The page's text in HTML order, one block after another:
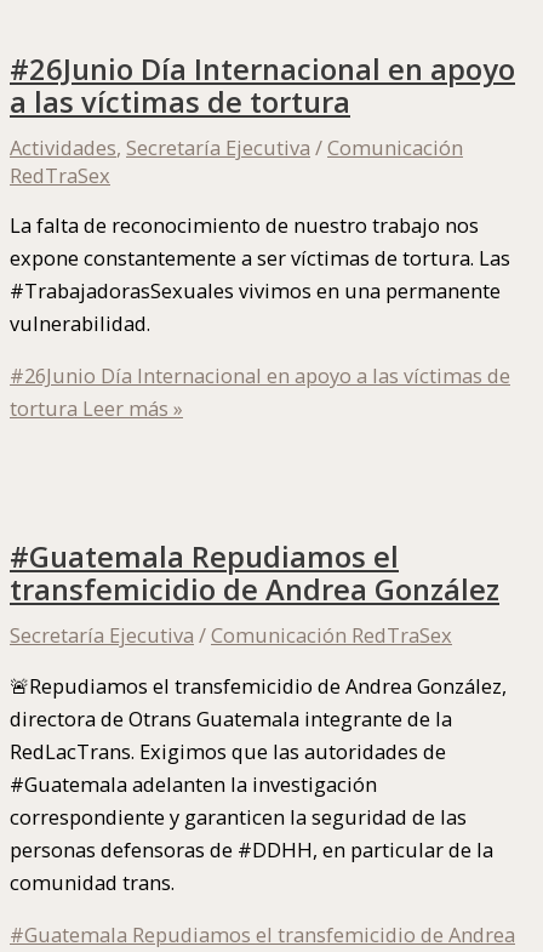
#26Junio Día Internacional en apoyo
a las víctimas de tortura
Actividades, Secretaría Ejecutiva /Comunicación
RedTraSex
La falta de reconocimiento de nuestro trabajo nos
expone constantemente a ser víctimas de tortura. Las
#TrabajadorasSexuales vivimos en una permanente
vulnerabilidad.
#26Junio Día Internacional en apoyo a las víctimas de
tortura Leer más »
#Guatemala Repudiamos el
transfemicidio de Andrea González
Secretaría Ejecutiva /Comunicación RedTraSex
🚨Repudiamos el transfemicidio de Andrea González,
directora de Otrans Guatemala integrante de la
RedLacTrans. Exigimos que las autoridades de
#Guatemala adelanten la investigación
correspondiente y garanticen la seguridad de las
personas defensoras de #DDHH, en particular de la
comunidad trans.
#Guatemala Repudiamos el transfemicidio de Andrea